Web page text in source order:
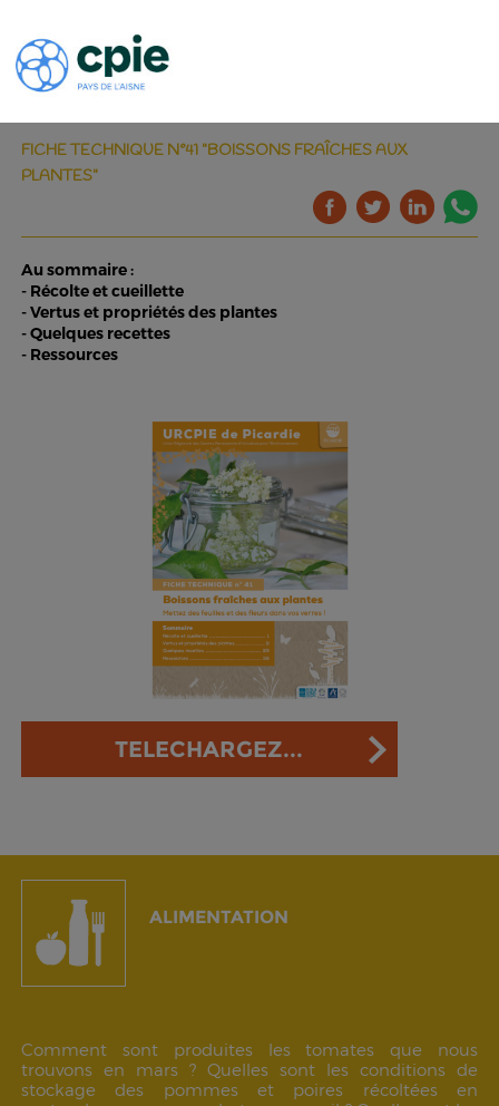
FICHE TECHNIQUE N°41 "BOISSONS FRAÎCHES AUX
PLANTES"
Au sommaire :
- Récolte et cueillette
- Vertus et propriétés des plantes
- Quelques recettes
- Ressources
TELECHARGEZ...
ALIMENTATION
Comment sont produites les tomates que nous
trouvons en mars ? Quelles sont les conditions de
stockage des pommes et poires récoltées en